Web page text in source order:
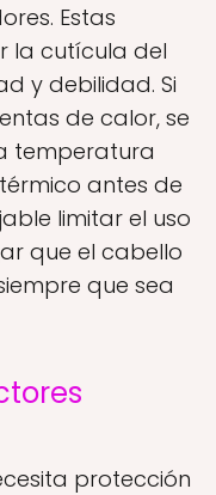
Estas
la cutícula del
y debilidad. Si
de calor, se
temperatura
antes de
limitar el uso
que el cabello
que sea
protección